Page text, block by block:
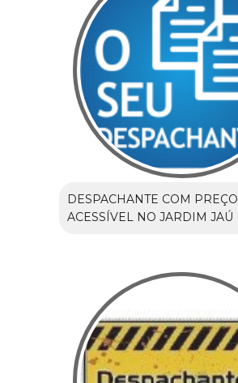
DESPACHANTE COM PREÇO
ACESSÍVEL NO JARDIM JAÚ